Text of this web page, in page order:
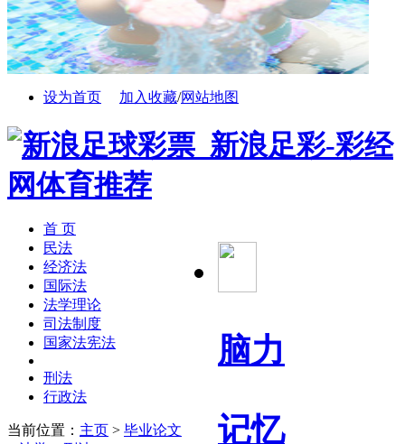
设为首页 加入收藏/网站地图
脑力
记忆
首 页
民法
经济法
国际法
法学理论
司法制度
国家法宪法
刑法
行政法
当前位置： 主页 > 毕业论文